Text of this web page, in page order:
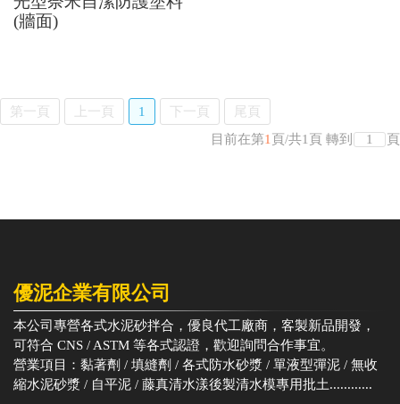
(牆面)
第一頁 上一頁 1 下一頁
尾頁
目前在第1 頁/共1 頁 轉到 頁
優泥企業有限公司
本公司專營各式水泥砂拌合，優良代工廠商，客製新品開發，
可符合 CNS / ASTM 等各式認證，歡迎詢問合作事宜。
營業項目：黏著劑 / 填縫劑 / 各式防水砂漿 / 單液型彈泥 / 無收
縮水泥砂漿 / 自平泥 / 藤真清水漾後製清水模專用批土............